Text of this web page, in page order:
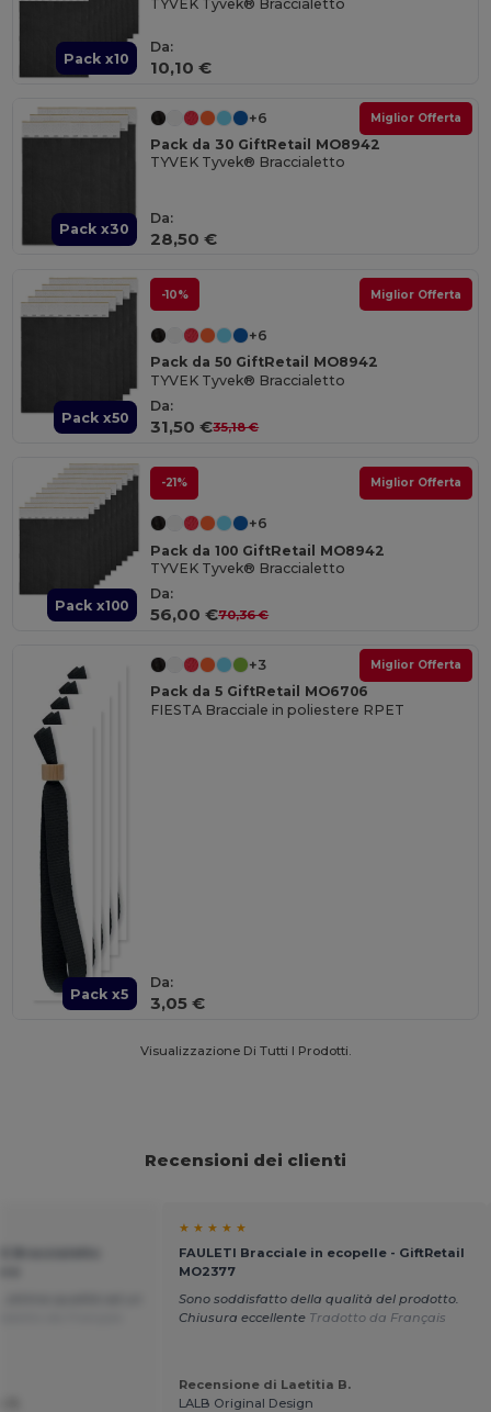
Pack x10
TYVEK Tyvek® Braccialetto
Da:
10,10 €
Pack x30
Miglior Offerta
+6
Pack da 30 GiftRetail MO8942
TYVEK Tyvek® Braccialetto
Da:
28,50 €
Pack x50
-10% Miglior Offerta
+6
Pack da 50 GiftRetail MO8942
TYVEK Tyvek® Braccialetto
Da:
31,50 €35,18 €
Pack x100
-21% Miglior Offerta
+6
Pack da 100 GiftRetail MO8942
TYVEK Tyvek® Braccialetto
Da:
56,00 €70,36 €
Pack x5
Miglior Offerta
+3
Pack da 5 GiftRetail MO6706
FIESTA Bracciale in poliestere RPET
Da:
3,05 €
Visualizzazione Di Tutti I Prodotti.
Recensioni dei clienti
★ ★ ★ ★ ★
FAULETI Bracciale in ecopelle - GiftRetail
MO2377
Sono soddisfatto della qualità del prodotto.
Chiusura eccellente Tradotto da Français
Recensione di Laetitia B.
LALB Original Design